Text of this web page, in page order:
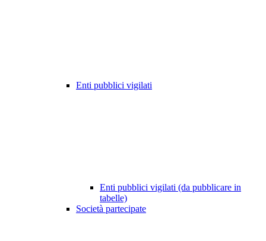
Enti pubblici vigilati
Enti pubblici vigilati (da pubblicare in
tabelle)
Società partecipate